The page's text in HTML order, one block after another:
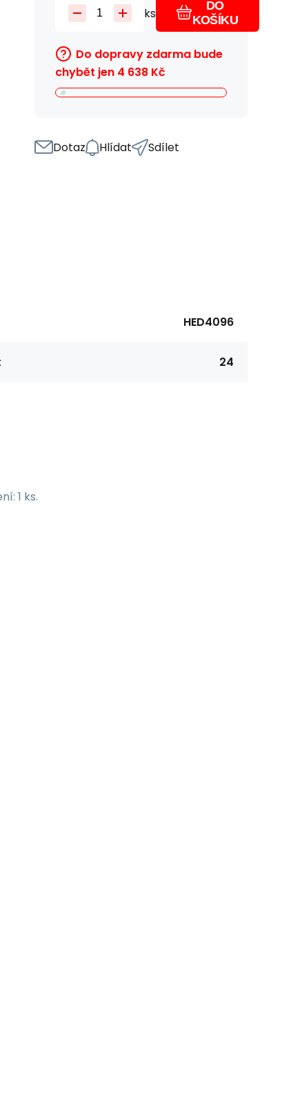
ks
DO
KOŠÍKU
Do dopravy zdarma bude
chybět jen 4 638 Kč
Dotaz Hlídat Sdílet
HED4096
24
1 ks.